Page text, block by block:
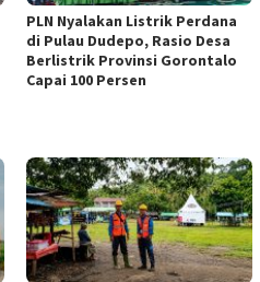
PLN Nyalakan Listrik Perdana
di Pulau Dudepo, Rasio Desa
Berlistrik Provinsi Gorontalo
Capai 100 Persen